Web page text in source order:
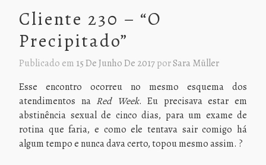
Cliente 230 – “O
Precipitado”
Publicado em 15 De Junho De 2017porSara Müller
Esse encontro ocorreu no mesmo esquema dos
atendimentos na Red Week. Eu precisava estar em
abstinência sexual de cinco dias, para um exame de
rotina que faria, e como ele tentava sair comigo há
algum tempo e nunca dava certo, topou mesmo assim. ?